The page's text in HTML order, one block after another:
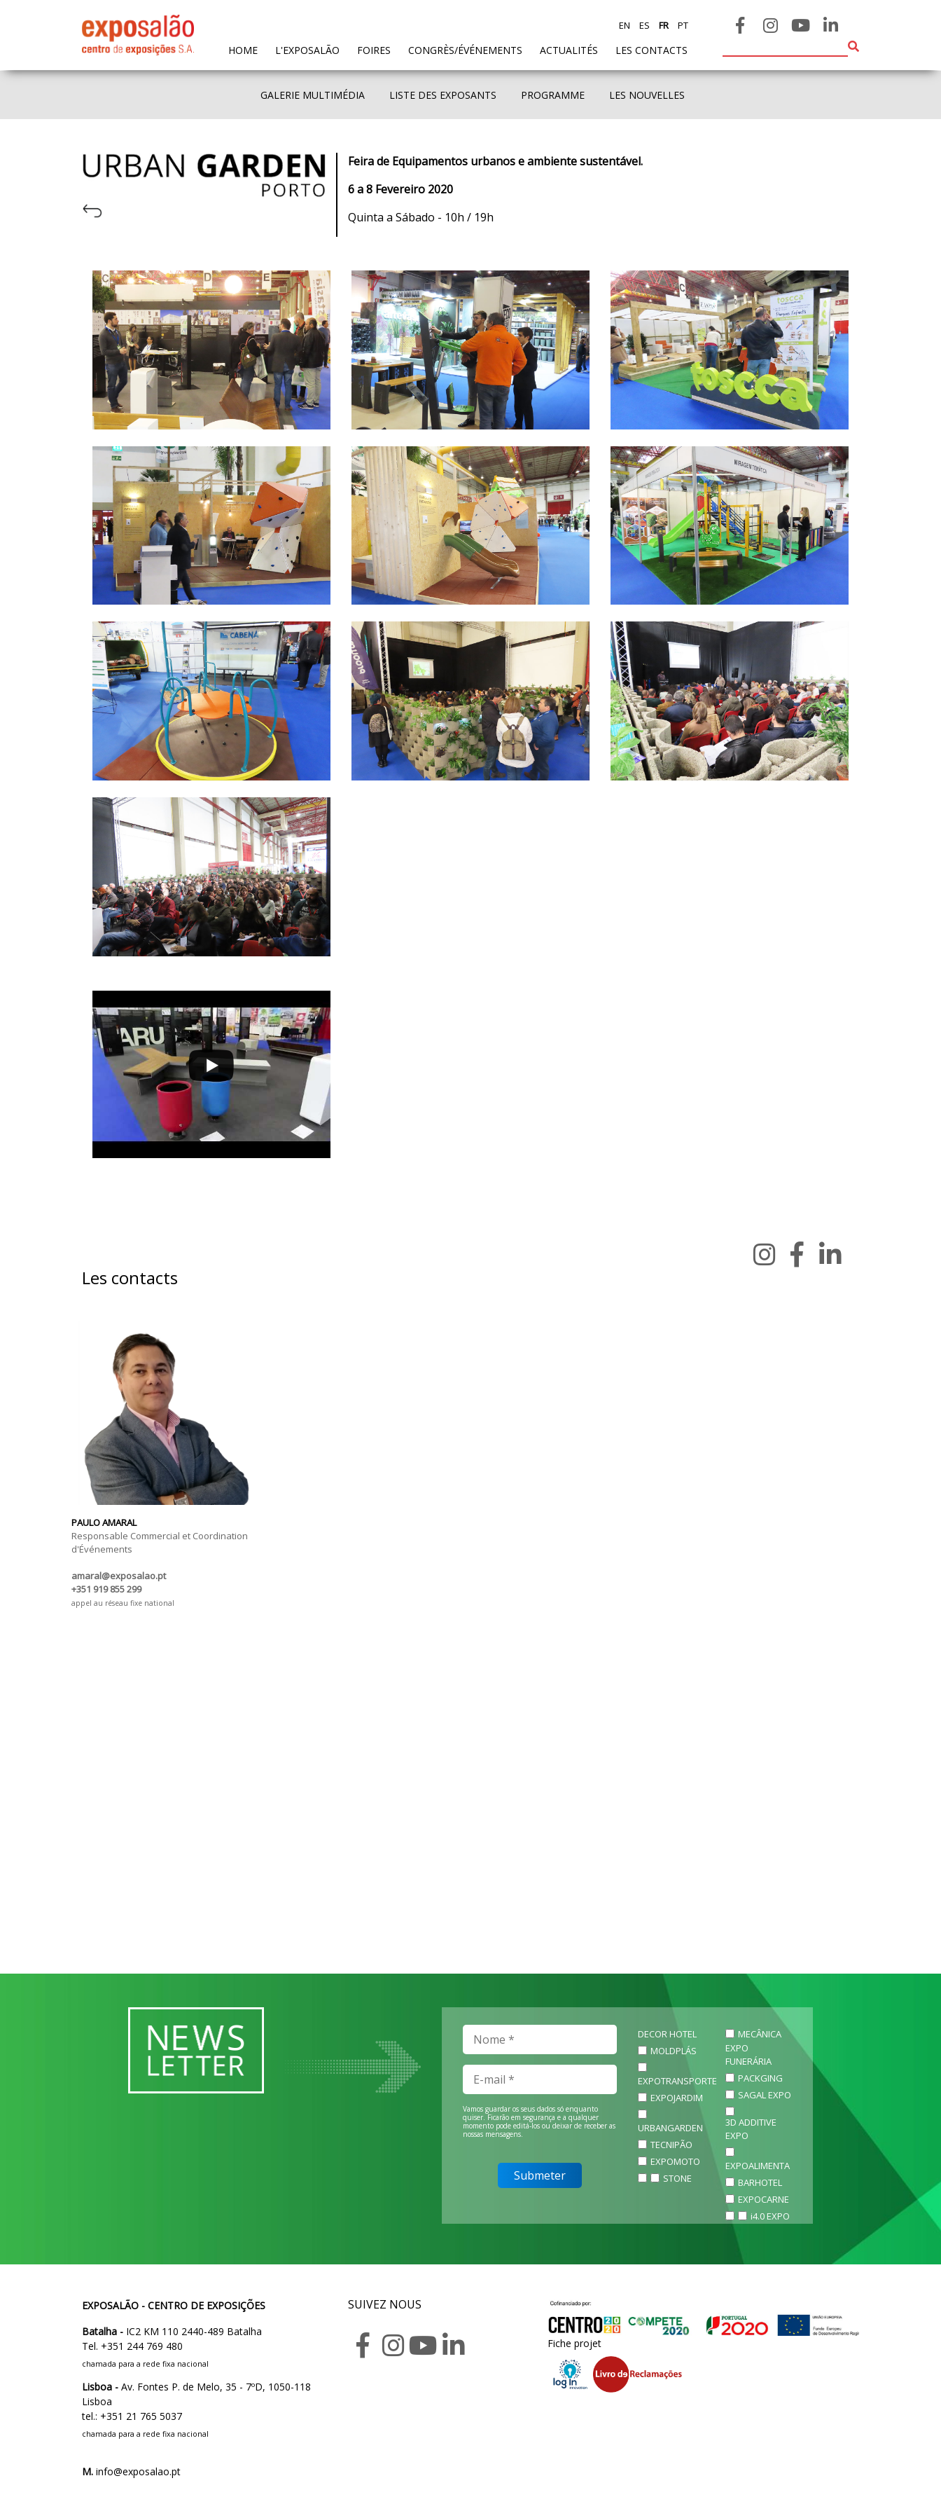
HOME(CURRENT)
L'EXPOSALÃO FOIRES CONGRÈS/ÉVÉNEMENTS ACTUALITÉS LES CONTACTS
EN ES FR PT
GALERIE MULTIMÉDIA LISTE DES EXPOSANTS PROGRAMME LES NOUVELLES
Feira de Equipamentos urbanos e ambiente sustentável.
6 a 8 Fevereiro 2020
Quinta a Sábado - 10h / 19h
Les contacts
PAULO AMARAL
Responsable Commercial et Coordination
d'Événements
amaral@exposalao.pt
+351 919 855 299
appel au réseau fixe national
Vamos guardar os seus dados só enquanto
quiser. Ficarão em segurança e a qualquer
momento pode editá-los ou deixar de receber as
nossas mensagens.
DECOR HOTEL
MOLDPLÁS
EXPOTRANSPORTE
EXPOJARDIM
URBANGARDEN
TECNIPÃO
EXPOMOTO
STONE
MECÂNICA
EXPO
FUNERÁRIA
PACKGING
SAGAL EXPO
3D ADDITIVE
EXPO
EXPOALIMENTA
BARHOTEL
EXPOCARNE
i4.0 EXPO
EXPOSALÃO - CENTRO DE EXPOSIÇÕES
Batalha - IC2 KM 110 2440-489 Batalha
Tel. +351 244 769 480
chamada para a rede fixa nacional
Lisboa - Av. Fontes P. de Melo, 35 - 7ºD, 1050-118
Lisboa
tel.: +351 21 765 5037
chamada para a rede fixa nacional
M. info@exposalao.pt
SUIVEZ NOUS
Fiche projet